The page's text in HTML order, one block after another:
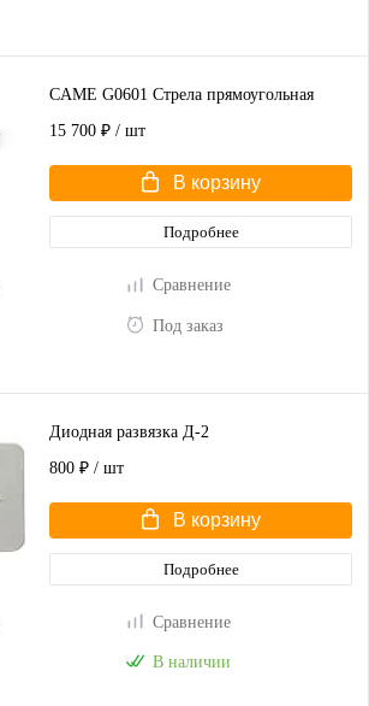
CAME G0601 Стрела прямоугольная
15 700 ₽ / шт
В корзину
Подробнее
Сравнение
Под заказ
Диодная развязка Д-2
800 ₽ / шт
В корзину
Подробнее
Сравнение
В наличии